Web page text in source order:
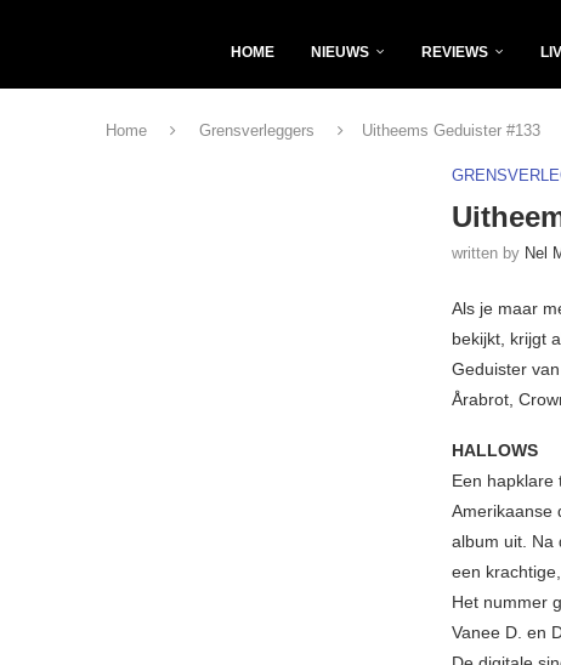
HOME NIEUWS REVIEWS
Home Grensverleggers Uitheems Geduister #133
written by Nel
Als je maar
bekijkt, krijgt
Geduister
Årabrot,
HALLOWS
Een hapklare
Amerikaanse
album uit. Na
een
Het nummer
Vanee D. en